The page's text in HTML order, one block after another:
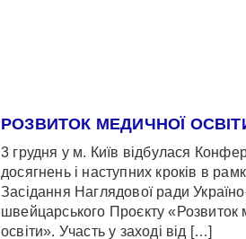
РОЗВИТОК МЕДИЧНОЇ
3 грудня у м. Київ відбулася
досягнень і наступних кроків в
Засідання Наглядової ради
швейцарського Проєкту «Розвиток
освіти». Участь у заході від […]